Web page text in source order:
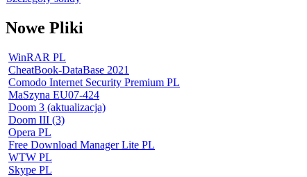
Nowe Pliki
WinRAR PL
CheatBook-DataBase 2021
Comodo Internet Security Premium PL
MaSzyna EU07-424
Doom 3 (aktualizacja)
Doom III (3)
Opera PL
Free Download Manager Lite PL
WTW PL
Skype PL